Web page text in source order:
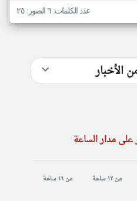
عدد الكلمات: ٦ الصور: ٢٥
الأخبار
على مدار الساعة
من ١٢ ساعة من ١٦ ساعة